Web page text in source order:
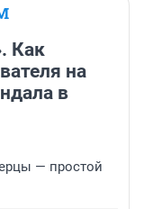
Как
на
в
— простой